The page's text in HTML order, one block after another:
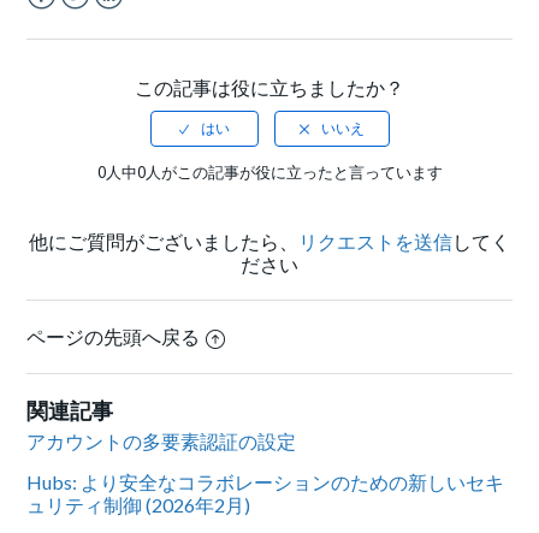
この記事は役に立ちましたか？
0人中0人がこの記事が役に立ったと言っています
他にご質問がございましたら、 リクエストを送信してく
ださい
ページの先頭へ戻る
関連記事
アカウントの多要素認証の設定
Hubs: より安全なコラボレーションのための新しいセキ
ュリティ制御 (2026年2月)